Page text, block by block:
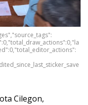
Cilegon,